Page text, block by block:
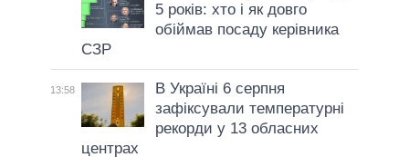
5 років: хто і як довго
обіймав посаду керівника
СЗР
13:58
В Україні 6 серпня
зафіксували температурні
рекорди у 13 обласних
центрах